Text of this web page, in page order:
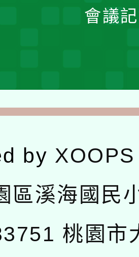
會議
by XOOPS
區溪海國民
桃園市